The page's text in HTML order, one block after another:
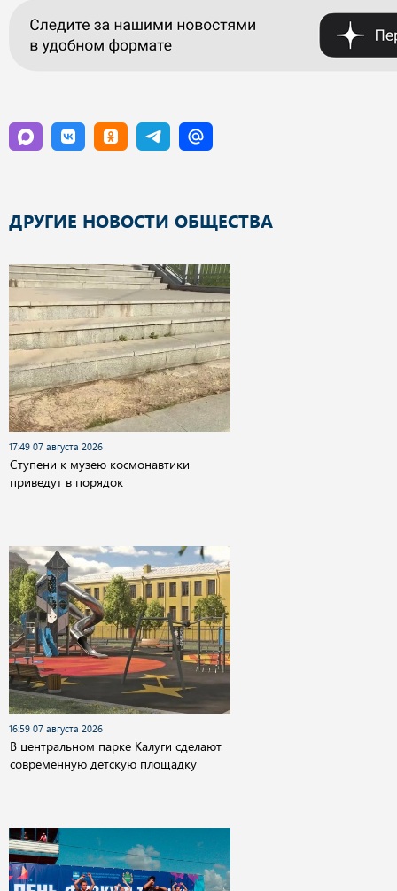
ДРУГИЕ НОВОСТИ ОБЩЕСТВА
17:49 07 августа 2026
Cтупени к музею космонавтики
приведут в порядок
16:59 07 августа 2026
В центральном парке Калуги сделают
современную детскую площадку